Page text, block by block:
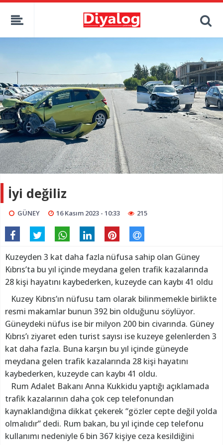
İyi değiliz
GÜNEY 16 Kasım 2023 - 10:33 215
Kuzeyden 3 kat daha fazla nüfusa sahip olan Güney
Kıbrıs’ta bu yıl içinde meydana gelen trafik kazalarında
28 kişi hayatını kaybederken, kuzeyde can kaybı 41 oldu
Kuzey Kıbrıs’ın nüfusu tam olarak bilinmemekle birlikte
resmi makamlar bunun 392 bin olduğunu söylüyor.
Güneydeki nüfus ise bir milyon 200 bin civarında. Güney
Kıbrıs’ı ziyaret eden turist sayısı ise kuzeye gelenlerden 3
kat daha fazla. Buna karşın bu yıl içinde güneyde
meydana gelen trafik kazalarında 28 kişi hayatını
kaybederken, kuzeyde can kaybı 41 oldu.
Rum Adalet Bakanı Anna Kukkidu yaptığı açıklamada
trafik kazalarının daha çok cep telefonundan
kaynaklandığına dikkat çekerek “gözler cepte değil yolda
olmalıdır” dedi. Rum bakan, bu yıl içinde cep telefonu
kullanımı nedeniyle 6 bin 367 kişiye ceza kesildiğini